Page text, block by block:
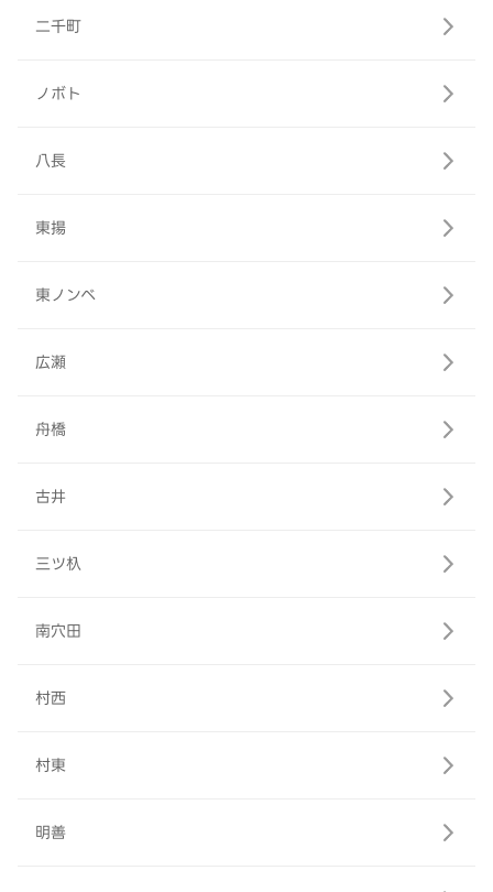
二千町
ノボト
八長
東揚
東ノンベ
広瀬
舟橋
古井
三ツ杁
南穴田
村西
村東
明善